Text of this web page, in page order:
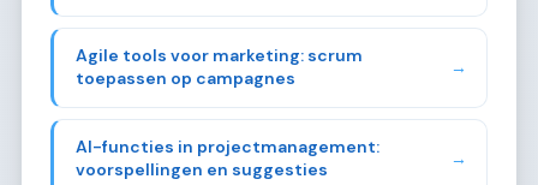
Agile tools voor marketing: scrum
toepassen op campagnes
→
AI-functies in projectmanagement:
voorspellingen en suggesties
→